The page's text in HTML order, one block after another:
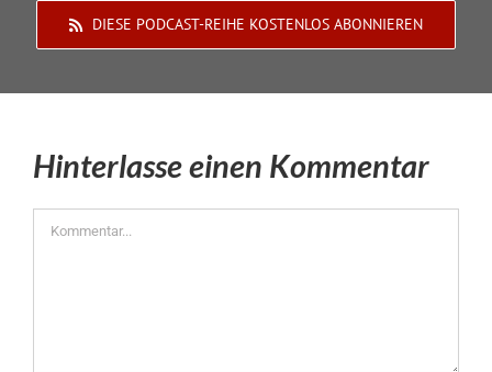
DIESE PODCAST-REIHE KOSTENLOS ABONNIEREN
Hinterlasse einen Kommentar